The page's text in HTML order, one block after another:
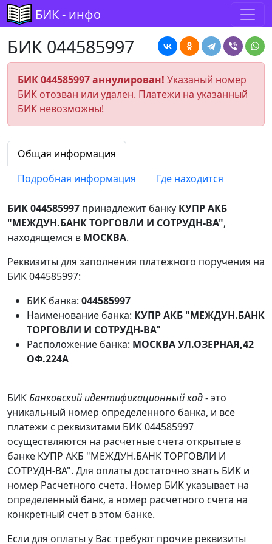
БИК - инфо
БИК 044585997
БИК 044585997 аннулирован! Указаный номер
БИК отозван или удален. Платежи на указанный
БИК невозможны!
Общая информация
Подробная информация
Где находится
БИК 044585997 принадлежит банку КУПР АКБ
"МЕЖДУН.БАНК ТОРГОВЛИ И СОТРУДН-ВА",
находящемся в МОСКВА.
Реквизиты для заполнения платежного поручения на
БИК 044585997:
БИК банка: 044585997
Наименование банка: КУПР АКБ "МЕЖДУН.БАНК
ТОРГОВЛИ И СОТРУДН-ВА"
Расположение банка: МОСКВА УЛ.ОЗЕРНАЯ,42
ОФ.224А
БИКБанковский идентификационный код- это
уникальный номер определенного банка, и все
платежи с реквизитами БИК 044585997
осуществляются на расчетные счета открытые в
банке КУПР АКБ "МЕЖДУН.БАНК ТОРГОВЛИ И
СОТРУДН-ВА". Для оплаты достаточно знать БИК и
номер Расчетного счета. Номер БИК указывает на
определенный банк, а номер расчетного счета на
конкретный счет в этом банке.
Если для оплаты у Вас требуют прочие реквизиты